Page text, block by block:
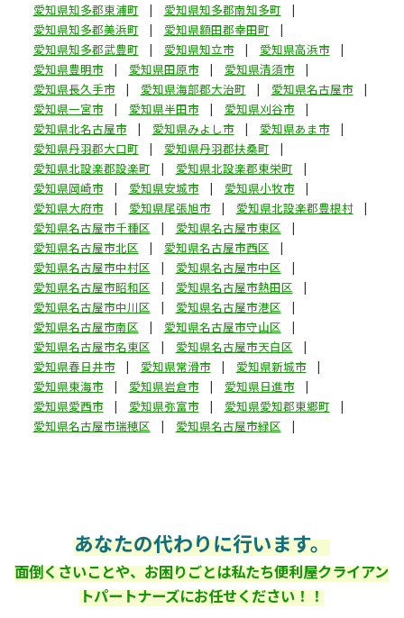
愛知県知多郡東浦町
愛知県知多郡南知多町
愛知県知多郡美浜町
愛知県額田郡幸田町
愛知県知多郡武豊町
愛知県知立市
愛知県高浜市
愛知県豊明市
愛知県田原市
愛知県清須市
愛知県長久手市
愛知県海部郡大治町
愛知県名古屋市
愛知県一宮市
愛知県半田市
愛知県刈谷市
愛知県北名古屋市
愛知県みよし市
愛知県あま市
愛知県丹羽郡大口町
愛知県丹羽郡扶桑町
愛知県北設楽郡設楽町
愛知県北設楽郡東栄町
愛知県岡崎市
愛知県安城市
愛知県小牧市
愛知県大府市
愛知県尾張旭市
愛知県北設楽郡豊根村
愛知県名古屋市千種区
愛知県名古屋市東区
愛知県名古屋市北区
愛知県名古屋市西区
愛知県名古屋市中村区
愛知県名古屋市中区
愛知県名古屋市昭和区
愛知県名古屋市熱田区
愛知県名古屋市中川区
愛知県名古屋市港区
愛知県名古屋市南区
愛知県名古屋市守山区
愛知県名古屋市名東区
愛知県名古屋市天白区
愛知県春日井市
愛知県常滑市
愛知県新城市
愛知県東海市
愛知県岩倉市
愛知県日進市
愛知県愛西市
愛知県弥富市
愛知県愛知郡東郷町
愛知県名古屋市瑞穂区
愛知県名古屋市緑区
あなたの代わりに行います。
面倒くさいことや、お困りごとは私たち便利屋クライアン
トパートナーズにお任せください！！